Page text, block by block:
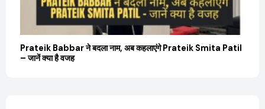
Prateik Babbar ने बदला नाम, अब कहलाएंगे Prateik Smita Patil
– जानें क्या है वजह